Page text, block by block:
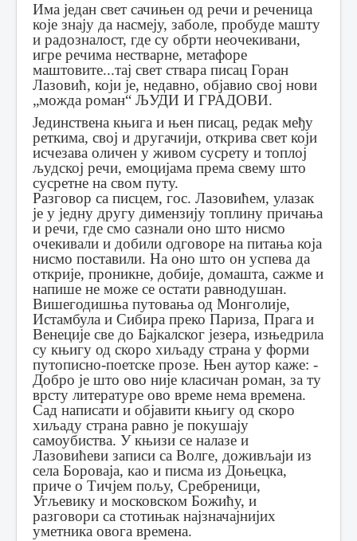
IMPRESUM
Има један свет сачињен од речи и реченица
које знају да насмеју, заболе, пробуде машту
и радозналост, где су обрти неочекивани,
игре речима нестварне, метафоре
маштовите...тај свет ствара писац Горан
Лазовић, који је, недавно, објавио свој нови
„можда роман“ ЉУДИ И ГРАДОВИ.
Јединствена књига и њен писац, редак међу
реткима, свој и другачији, открива свет који
исчезава оличен у живом сусрету и топлој
људској речи, емоцијама према свему што
сусретне на свом путу.
Разговор са писцем, гос. Лазовићем, улазак
је у једну другу димензију топлину причања
и речи, где смо сазнали оно што нисмо
очекивали и добили одговоре на питања која
нисмо поставили. На оно што он успева да
открије, проникне, добије, домашта, сажме и
напише не може се остати равнодушан.
Вишегодишња путовања од Монголије,
Истамбула и Сибира преко Париза, Прага и
Венеције све до Бајкалског језера, изњедрила
су књигу од скоро хиљаду страна у форми
путописно-поетске прозе. Њен аутор каже: -
Добро је што ово није класичан роман, за ту
врсту литературе ово време нема времена.
Сад написати и објавити књигу од скоро
хиљаду страна равно је покушају
самоубиства. У књизи се налазе и
Лазовићеви записи са Волге, доживљаји из
села Бороваја, као и писма из Доњецка,
приче о Тичјем пољу, Сребреници,
Угљевику и московском Божићу, и
разговори са стотињак најзначајнијих
уметника овога времена.